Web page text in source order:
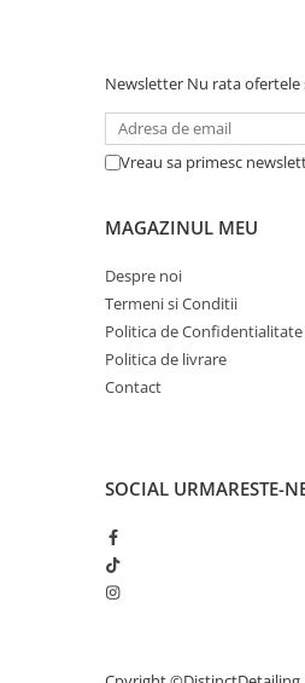
Newsletter Nu rata
Vreau sa primesc
MAGAZINUL MEU
Despre noi
Termeni si Conditii
Politica de Confidentialitate
Politica de livrare
Contact
SOCIAL URMARESTE-